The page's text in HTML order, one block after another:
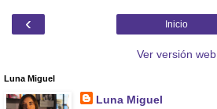
‹ Inicio
Ver versión web
Luna Miguel
Luna Miguel